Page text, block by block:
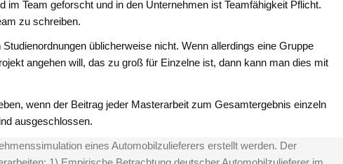
im Team geforscht und in den Unternehmen ist Teamfähigkeit Pflicht.
zu schreiben.
üblicherweise nicht. Wenn allerdings eine Gruppe
angehen will, das zu groß für Einzelne ist, dann kann man dies mit
wenn der Beitrag jeder Masterarbeit zum Gesamtergebnis einzeln
ausgeschlossen.
eines Automobilzulieferers erstellt werden. Der